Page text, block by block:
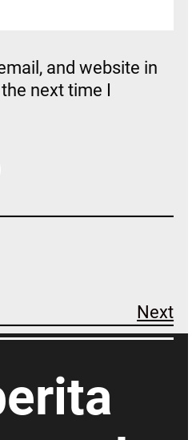
and website in
next time I
Next